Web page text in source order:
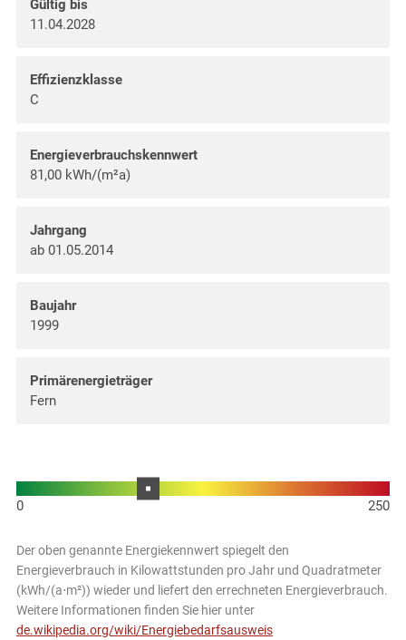
Gültig bis
11.04.2028
Effizienzklasse
C
Energieverbrauchskennwert
81,00 kWh/(m²a)
Jahrgang
ab 01.05.2014
Baujahr
1999
Primärenergieträger
Fern
Der oben genannte Energiekennwert spiegelt den
Energieverbrauch in Kilowattstunden pro Jahr und Quadratmeter
(kWh/(a⋅m²)) wieder und liefert den errechneten Energieverbrauch.
Weitere Informationen finden Sie hier unter
de.wikipedia.org/wiki/Energiebedarfsausweis